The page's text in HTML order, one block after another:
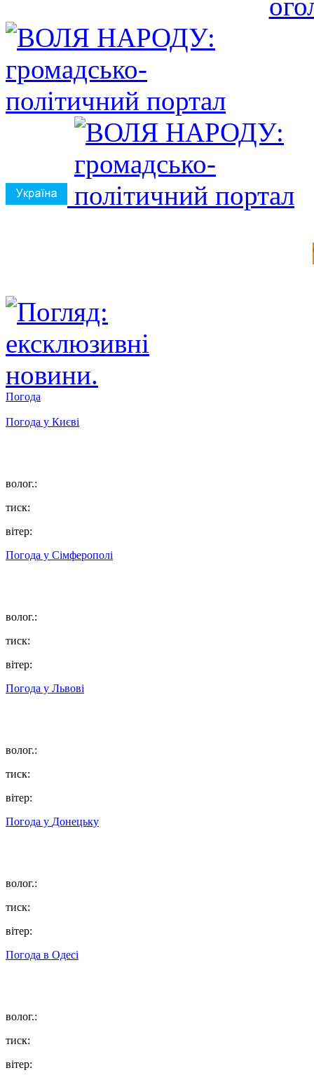
Погода
Погода у Києві
волог.:
тиск:
вітер:
Погода у Сімферополі
волог.:
тиск:
вітер:
Погода у Львові
волог.:
тиск:
вітер:
Погода у Донецьку
волог.:
тиск:
вітер:
Погода в Одесі
волог.:
тиск:
вітер: